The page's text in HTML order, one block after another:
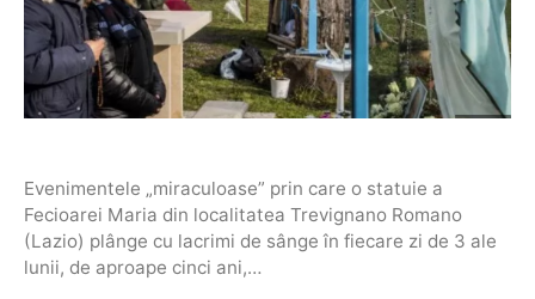
Evenimentele „miraculoase” prin care o statuie a
Fecioarei Maria din localitatea Trevignano Romano
(Lazio) plânge cu lacrimi de sânge în fiecare zi de 3 ale
lunii, de aproape cinci ani,…